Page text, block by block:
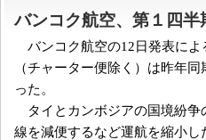
バンコク航空、第１四
バンコク航空の12日発表によ
（チャーター便除く）は昨年
った。
タイとカンボジアの国境紛争
線を減便するなど運航を縮小